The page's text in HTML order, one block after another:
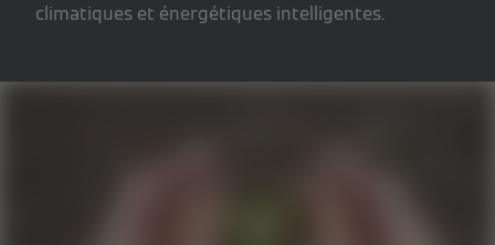
climatiques et énergétiques intelligentes.